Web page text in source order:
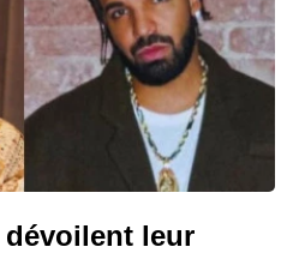
dévoilent leur